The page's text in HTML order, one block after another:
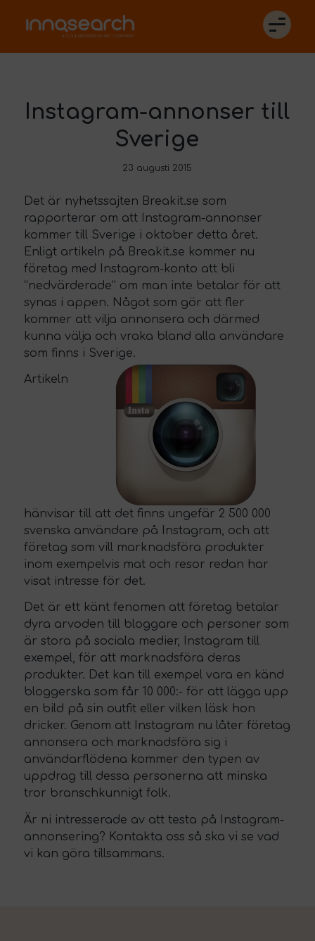
Instagram-annonser till
Sverige
23 augusti 2015
Det är nyhetssajten Breakit.se som
rapporterar om att Instagram-annonser
kommer till Sverige i oktober detta året.
Enligt artikeln på Breakit.se kommer nu
företag med Instagram-konto att bli
“nedvärderade” om man inte betalar för att
synas i appen. Något som gör att fler
kommer att vilja annonsera och därmed
kunna välja och vraka bland alla användare
som finns i Sverige.
Artikeln
hänvisar till att det finns ungefär 2 500 000
svenska användare på Instagram, och att
företag som vill marknadsföra produkter
inom exempelvis mat och resor redan har
visat intresse för det.
Det är ett känt fenomen att företag betalar
dyra arvoden till bloggare och personer som
är stora på sociala medier, Instagram till
exempel, för att marknadsföra deras
produkter. Det kan till exempel vara en känd
bloggerska som får 10 000:- för att lägga upp
en bild på sin outfit eller vilken läsk hon
dricker. Genom att Instagram nu låter företag
annonsera och marknadsföra sig i
användarflödena kommer den typen av
uppdrag till dessa personerna att minska
tror branschkunnigt folk.
Är ni intresserade av att testa på
Instagram-
annonsering? Kontakta oss så ska vi se vad
vi kan göra tillsammans.